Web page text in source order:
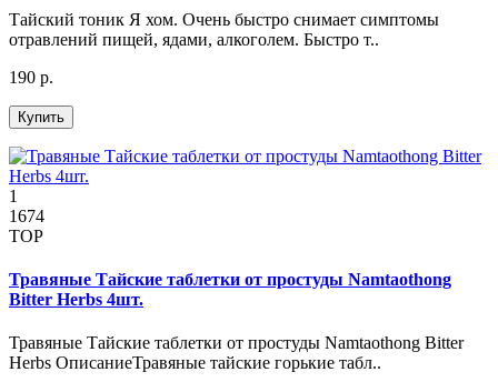
Тайский тоник Я хом. Очень быстро снимает симптомы
отравлений пищей, ядами, алкоголем. Быстро т..
190 р.
Купить
1
1674
TOP
Травяные Тайские таблетки от простуды Namtaothong
Bitter Herbs 4шт.
Травяные Тайские таблетки от простуды Namtaothong Bitter
Herbs ОписаниеТравяные тайские горькие табл..